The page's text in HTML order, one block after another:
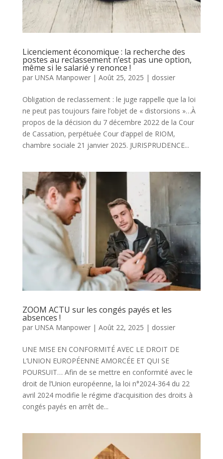
Licenciement économique : la recherche des
postes au reclassement n’est pas une option,
même si le salarié y renonce !
par UNSA Manpower| Août 25, 2025 | dossier
Obligation de reclassement : le juge rappelle que la loi
ne peut pas toujours faire l’objet de « distorsions »…À
propos de la décision du 7 décembre 2022 de la Cour
de Cassation, perpétuée Cour d’appel de RIOM,
chambre sociale 21 janvier 2025. JURISPRUDENCE...
ZOOM ACTU sur les congés payés et les
absences !
par UNSA Manpower| Août 22, 2025 | dossier
UNE MISE EN CONFORMITÉ AVEC LE DROIT DE
L’UNION EUROPÉENNE AMORCÉE ET QUI SE
POURSUIT… Afin de se mettre en conformité avec le
droit de l’Union européenne, la loi n°2024-364 du 22
avril 2024 modifie le régime d’acquisition des droits à
congés payés en arrêt de...